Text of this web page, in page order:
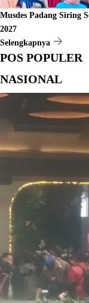
Musdes Padang Siring
2027
Selengkapnya
POS POPULER
NASIONAL